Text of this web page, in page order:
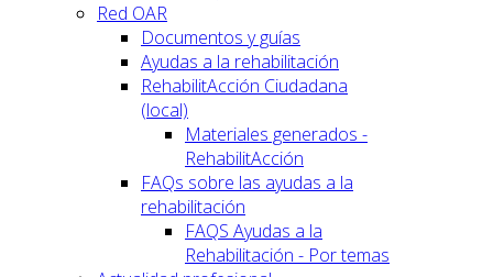
Red OAR
Documentos y guías
Ayudas a la rehabilitación
RehabilitAcción Ciudadana
(local)
Materiales generados -
RehabilitAcción
FAQs sobre las ayudas a la
rehabilitación
FAQS Ayudas a la
Rehabilitación - Por temas